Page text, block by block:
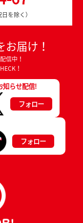
を除く）
届け！
信中！
！
知らせ配信!
フォロー
フォロー